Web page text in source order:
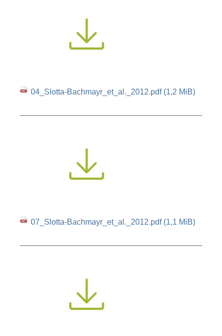
04_Slotta-Bachmayr_et_al._2012.pdf (1,2 MiB)
07_Slotta-Bachmayr_et_al._2012.pdf (1,1 MiB)